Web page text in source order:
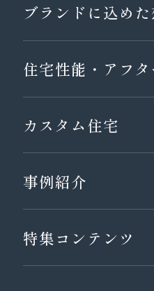
ブランドに込め
住宅性能・アフ
カスタム住宅
事例紹介
特集コンテンツ